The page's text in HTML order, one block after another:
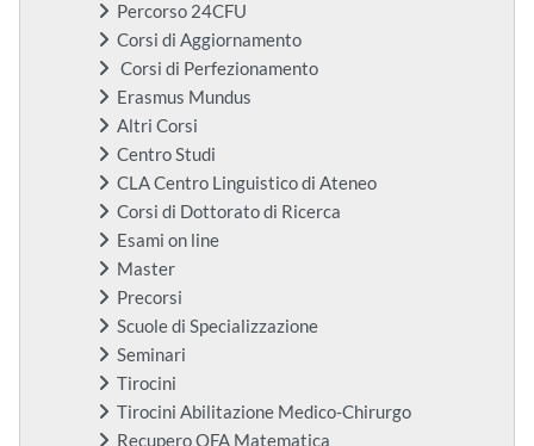
Percorso 24CFU
Corsi di Aggiornamento
Corsi di Perfezionamento
Erasmus Mundus
Altri Corsi
Centro Studi
CLA Centro Linguistico di Ateneo
Corsi di Dottorato di Ricerca
Esami on line
Master
Precorsi
Scuole di Specializzazione
Seminari
Tirocini
Tirocini Abilitazione Medico-Chirurgo
Recupero OFA Matematica